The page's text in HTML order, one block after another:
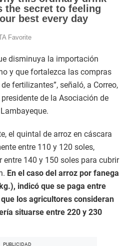
disminuya la importación
y que fortalezca las compras
fertilizantes”, señaló, a Correo,
de la Asociación de
el quintal de arroz en cáscara
entre 110 y 120 soles,
entre 140 y 150 soles para cubrir
En el caso del arroz por fanega
indicó que se paga entre
los agricultores consideran
situarse entre 220 y 230